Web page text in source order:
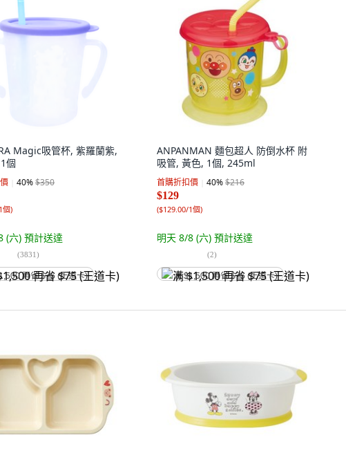
Magic吸管杯, 紫羅蘭紫,
個
40%$350
個)
(六) 預計送達
(3831)
再省 $75 (王道卡)
ANPANMAN 麵包超人 防倒水杯 附
吸管, 黃色, 1個, 245ml
首購折扣價 40%$216
$129
($129.00/1個)
明天 8/8 (六) 預計送達
(2)
满 $1,500 再省 $75 (王道卡)